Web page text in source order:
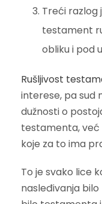
Treći razlog
testament
obliku i pod
Rušljivost
interese, pa sud
dužnosti o
testamenta, već
koje za to ima
To je svako lice
nasleđivanja